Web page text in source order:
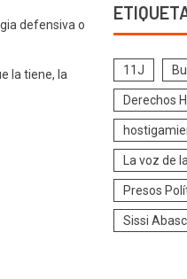
defensiva o
la tiene, la
11J
Derechos
La voz de
Presos
Sissi